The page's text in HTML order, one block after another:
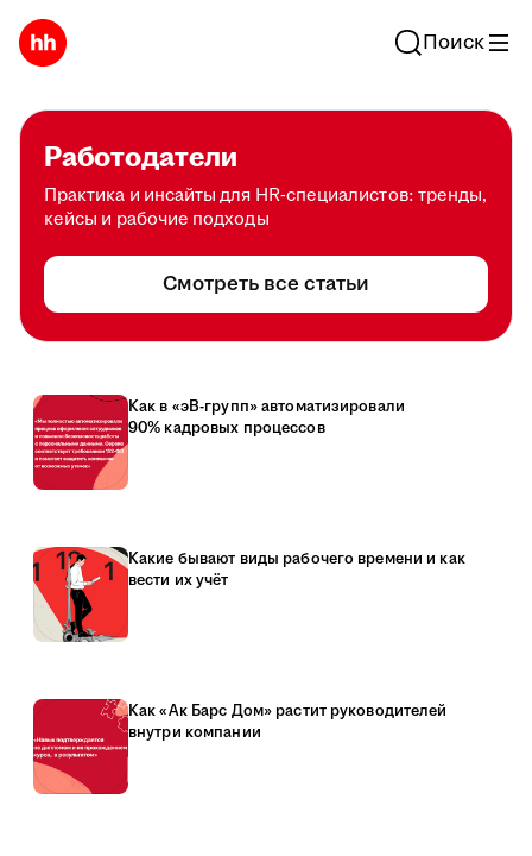
Поиск
Работодатели
Практика и инсайты для HR-специалистов: тренды,
кейсы и рабочие подходы
Смотреть все статьи
Как в «эВ-групп» автоматизировали
90% кадровых процессов
Какие бывают виды рабочего времени и как
вести их учёт
Как «Ак Барс Дом» растит руководителей
внутри компании